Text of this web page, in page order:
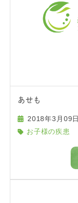
あせも
2018年3月09日
お子様の疾患